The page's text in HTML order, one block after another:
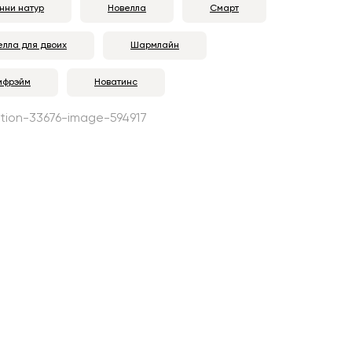
натур Новелла Смарт
для двоих Шармлайн
Новатинс